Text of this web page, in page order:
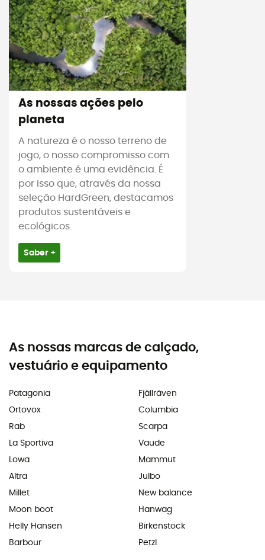
As nossas ações pelo
planeta
A natureza é o nosso terreno de
jogo, o nosso compromisso com
o ambiente é uma evidência. É
por isso que, através da nossa
seleção HardGreen, destacamos
produtos sustentáveis e
ecológicos.
Saber +
As nossas marcas de calçado,
vestuário e equipamento
Patagonia
Ortovox
Rab
La Sportiva
Lowa
Altra
Millet
Moon boot
Helly Hansen
Barbour
Fjällräven
Columbia
Scarpa
Vaude
Mammut
Julbo
New balance
Hanwag
Birkenstock
Petzl